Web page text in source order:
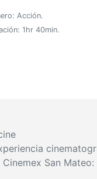
Acción.
1hr 40min.
San Mateo: